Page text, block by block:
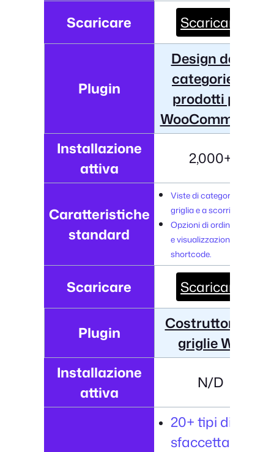
Scaricare
Scaricare
Plugin
Design delle
categorie di
prodotti per
WooCommerce
Installazione
attiva
2,000+
Caratteristiche
standard
Viste di categoria a
griglia e a scorrimento.
Opzioni di ordinamento
e visualizzazione degli
shortcode.
Scaricare Scaricare
Plugin
Costruttore di
griglie WP
Installazione
attiva
N/D
20+ tipi di
sfaccettature